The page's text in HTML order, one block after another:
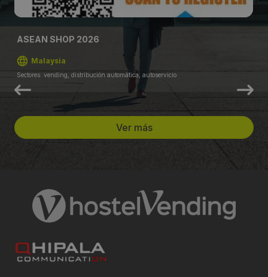
ASEAN SHOP 2026
Malaysia
Sectores: vending, distribución automática, autoservicio
Ver más